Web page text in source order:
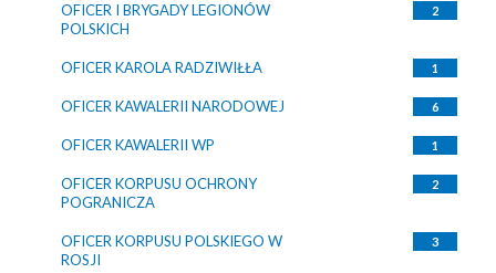
OFICER I BRYGADY LEGIONÓW
POLSKICH
2
OFICER KAROLA RADZIWIŁŁA 1
OFICER KAWALERII NARODOWEJ 6
OFICER KAWALERII WP 1
OFICER KORPUSU OCHRONY
POGRANICZA
2
OFICER KORPUSU POLSKIEGO W
ROSJI
3